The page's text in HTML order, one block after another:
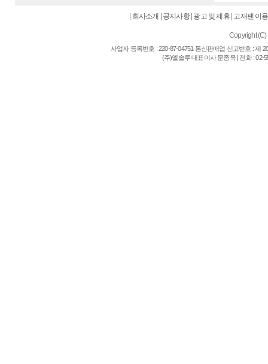
회사소개 공지사항| 광고 및 제휴| 고재팬 이
Copyright (C)
사업자 등록번호 : 220-87-04751 통신판매업 신고번호 : 제
(주)엘솔루 대표이사 문종욱 | 전화 : 02-